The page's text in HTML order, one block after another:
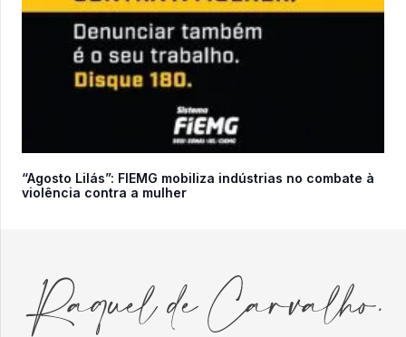
“Agosto Lilás”: FIEMG mobiliza indústrias no combate à
violência contra a mulher